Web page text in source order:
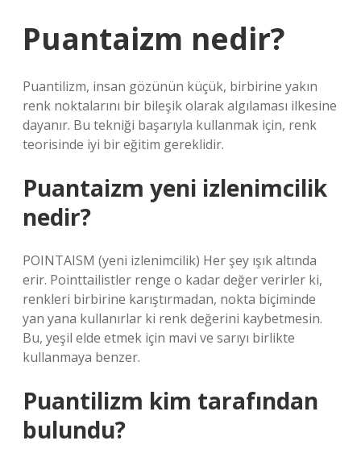
Puantaizm nedir?
Puantilizm, insan gözünün küçük, birbirine yakın
renk noktalarını bir bileşik olarak algılaması ilkesine
dayanır. Bu tekniği başarıyla kullanmak için, renk
teorisinde iyi bir eğitim gereklidir.
Puantaizm yeni izlenimcilik
nedir?
POINTAISM (yeni izlenimcilik) Her şey ışık altında
erir. Pointtailistler renge o kadar değer verirler ki,
renkleri birbirine karıştırmadan, nokta biçiminde
yan yana kullanırlar ki renk değerini kaybetmesin.
Bu, yeşil elde etmek için mavi ve sarıyı birlikte
kullanmaya benzer.
Puantilizm kim tarafından
bulundu?